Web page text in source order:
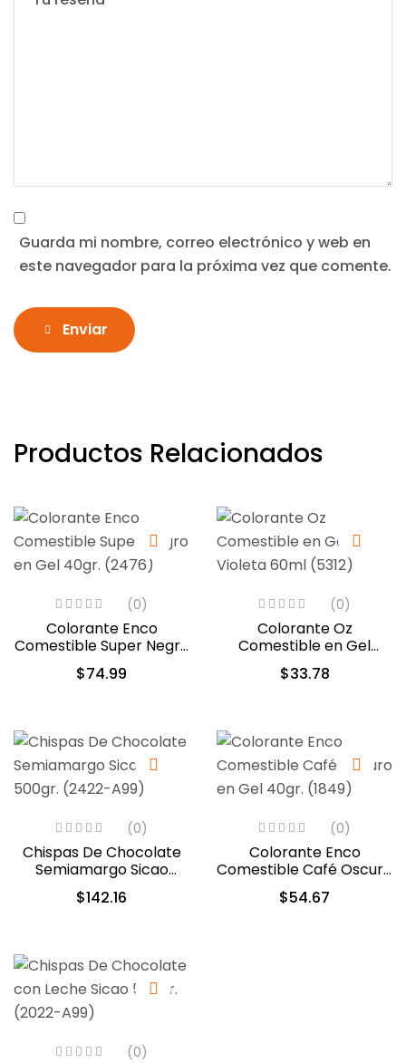
Guarda mi nombre, correo electrónico y web en
este navegador para la próxima vez que comente.
Enviar
Productos Relacionados
(0)
Colorante Enco
Comestible Super Negro
en Gel 40gr. (2476)
$74.99
(0)
Colorante Oz
Comestible en Gel
Violeta 60ml (5312)
$33.78
(0)
Chispas De Chocolate
Semiamargo Sicao
500gr. (2422-A99)
$142.16
(0)
Colorante Enco
Comestible Café Oscuro
en Gel 40gr. (1849)
$54.67
(0)